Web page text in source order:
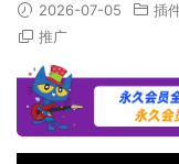
2026-07-05 插
推广